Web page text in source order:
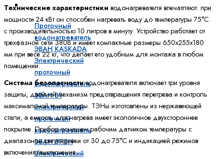
Электрические проточные водонагреватели
Проточный
водонагреватель
ЭВАН KASKADA
Электрический
проточный
водонагреватель
ЭВАН В1
Электрический
проточный
водонагреватель
ЭВАН ЭПВН
Электрический
Технические характеристики водонагревателя впечатляют: при
мощности 24 кВт он способен нагревать воду до температуры 75°C
с производительностью 10 литров в минуту. Устройство работает от
трехфазной сети 380В и имеет компактные размеры 650x255x180
мм при весе 22 кг, что делает его удобным для монтажа в любом
помещении.
Система безопасностиводонагревателя включает три уровня
защиты, двойной механизм предотвращения перегрева и контроль
максимальной температуры. ТЭНы изготовлены из нержавеющей
стали, а емкость для нагрева имеет экологичное двухстороннее
покрытие. Прибор оснащен рабочим датчиком температуры с
диапазоном регулировки от 30 до 75°C и индикацией режимов
включения/выключения.